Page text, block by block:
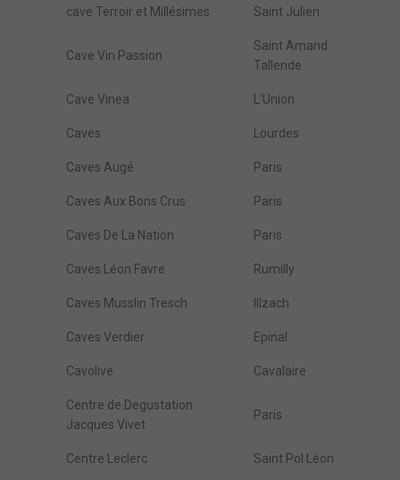
cave Terroir et Millésimes Saint Julien
Cave Vin Passion
Saint Amand
Tallende
Cave Vinea L'Union
Caves Lourdes
Caves Augé Paris
Caves Aux Bons Crus Paris
Caves De La Nation Paris
Caves Léon Favre Rumilly
Caves Musslin Tresch Illzach
Caves Verdier Epinal
Cavolive Cavalaire
Centre de Degustation
Jacques Vivet
Paris
Centre Leclerc Saint Pol Léon